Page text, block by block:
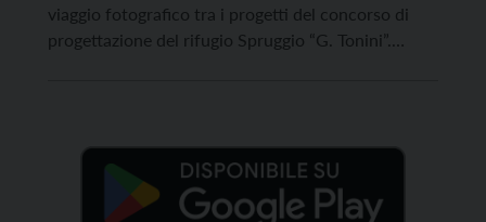
viaggio fotografico tra i progetti del concorso di
progettazione del rifugio Spruggio “G. Tonini”.